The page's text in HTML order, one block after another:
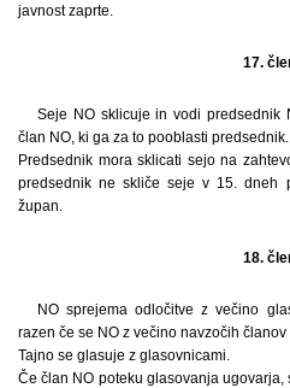
javnost zaprte.
17.
Seje NO sklicuje in vodi predsednik
član NO, ki ga za to pooblasti predsednik.
Predsednik mora sklicati sejo na
predsednik ne skliče seje v 15. dneh
župan.
18.
NO sprejema odločitve z večino
razen če se NO z večino navzočih
Tajno se glasuje z glasovnicami.
Če član NO poteku glasovanja